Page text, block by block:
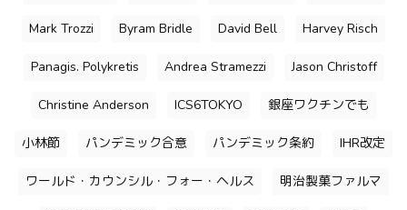
Mark Trozzi Byram Bridle David Bell Harvey Risch
Panagis. Polykretis Andrea Stramezzi Jason Christoff
Christine Anderson ICS6TOKYO 銀座ワクチンでも
小林節 パンデミック合意 パンデミック条約 IHR改定
ワールド・カウンシル・フォー・ヘルス 明治製菓ファルマ